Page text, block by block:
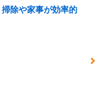
なりましたので、工事
をおかけしたと思いま
お言葉を完成お引渡し
一同喜んでおります。
お願いいたします。
除や家事が効率的